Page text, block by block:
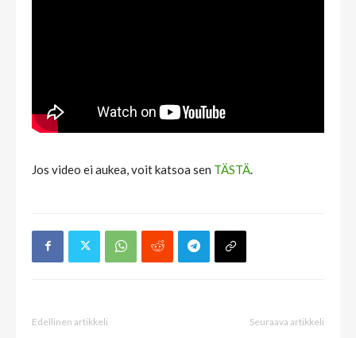
Jos video ei aukea, voit katsoa sen TÄSTÄ.
Edellinen artikkeli Seuraava artikkeli